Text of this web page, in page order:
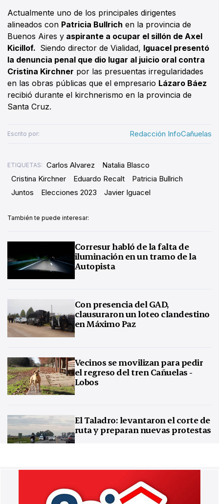
Actualmente uno de los principales dirigentes
alineados con Patricia Bullrich en la provincia de
Buenos Aires y aspirante a ocupar el sillón de Axel
Kicillof. Siendo director de Vialidad, Iguacel presentó
la denuncia penal que dio lugar al juicio oral contra
Cristina Kirchner por las presuentas irregularidades
en las obras públicas que el empresario Lázaro Báez
recibió durante el kirchnerismo en la provincia de
Santa Cruz.
Escrito por: Redacción InfoCañuelas
ETIQUETAS: Carlos Alvarez
Natalia Blasco
Cristina Kirchner
Eduardo Recalt
Patricia Bullrich
Juntos
Elecciones 2023 Javier Iguacel
También te puede interesar:
Corresur habló de la falta de
iluminación en un tramo de la
Autopista
Con presencia del GAD,
clausuraron un loteo clandestino
en Máximo Paz
Vecinos se movilizan para pedir
el regreso del tren Cañuelas -
Lobos
El Taladro: levantaron el corte de
ruta y preparan nuevas protestas